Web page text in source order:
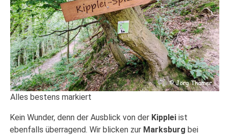
Alles bestens markiert
Kein Wunder, denn der Ausblick von der Kippleiist
ebenfalls überragend. Wir blicken zur Marksburgbei